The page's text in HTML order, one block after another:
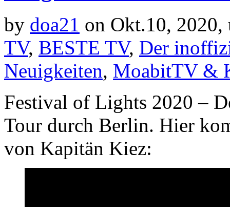
by doa21 on Okt.10,
TV, BESTE TV, Der
Neuigkeiten, MoabitTV &
Festival of Lights 2020 –
Tour durch Berlin. Hier
von Kapitän Kiez: